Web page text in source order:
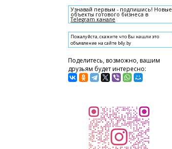
Узнавай первым - подпишись! Новые
объекты готового бизнеса в
Telegram канале
Пожалуйста, скажите что Вы нашли это
объявление на сайте b4y.by
Поделитесь, возможно, вашим
друзьям будет интересно: